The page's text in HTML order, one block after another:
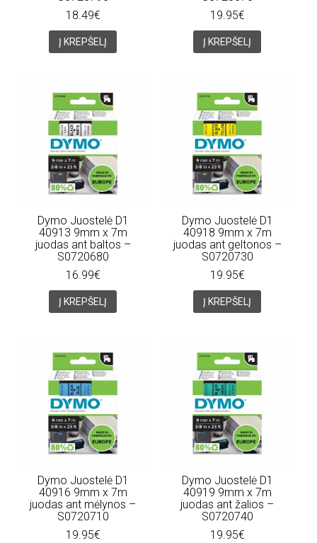
18.49€
Į KREPŠELĮ
19.95€
Į KREPŠELĮ
Dymo Juostelė D1
40913 9mm x 7m
juodas ant baltos –
S0720680
16.99€
Į KREPŠELĮ
Dymo Juostelė D1
40918 9mm x 7m
juodas ant geltonos –
S0720730
19.95€
Į KREPŠELĮ
Dymo Juostelė D1
40916 9mm x 7m
juodas ant mėlynos –
S0720710
19.95€
Dymo Juostelė D1
40919 9mm x 7m
juodas ant žalios –
S0720740
19.95€